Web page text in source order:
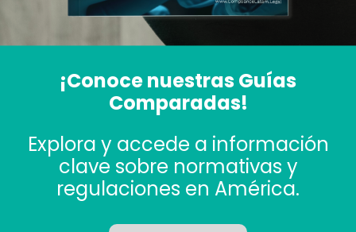
¡Conoce nuestras Guías
Comparadas!
Explora y accede a información
clave sobre normativas y
regulaciones en América.